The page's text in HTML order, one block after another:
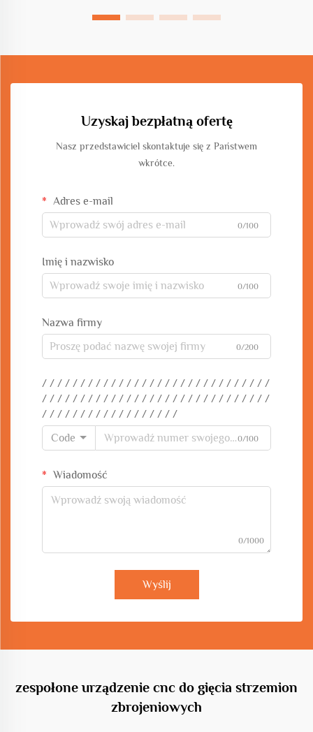
Uzyskaj bezpłatną ofertę
Nasz przedstawiciel skontaktuje się z Państwem
wkrótce.
Adres e-mail
0/100
Imię i nazwisko
0/100
Nazwa firmy
0/200
/ / / / / / / / / / / / / / / / / / / / / / / / / / / / / /
/ / / / / / / / / / / / / / / / / / / / / / / / / / / / / /
/ / / / / / / / / / / / / / / / / /
Code
0/100
Wiadomość
0/1000
Wyślij
zespołone urządzenie cnc do gięcia strzemion
zbrojeniowych